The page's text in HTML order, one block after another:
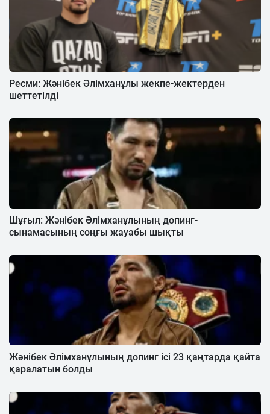
Ресми: Жәнібек Әлімханұлы жекпе-жектерден
шеттетілді
Шұғыл: Жәнібек Әлімханұлының допинг-
сынамасының соңғы жауабы шықты
Жәнібек Әлімханұлының допинг ісі 23 қаңтарда қайта
қаралатын болды